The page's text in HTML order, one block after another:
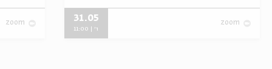
zoom
31.05
ו' | 11:00
zoom